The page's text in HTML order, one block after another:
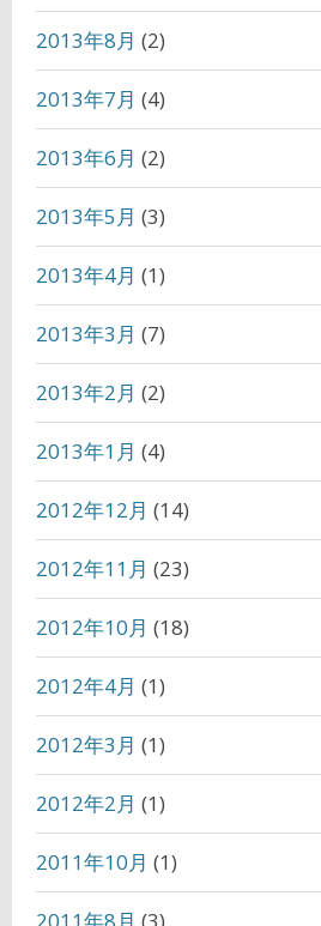
2013年8月 (2)
2013年7月 (4)
2013年6月 (2)
2013年5月 (3)
2013年4月 (1)
2013年3月 (7)
2013年2月 (2)
2013年1月 (4)
2012年12月 (14)
2012年11月 (23)
2012年10月 (18)
2012年4月 (1)
2012年3月 (1)
2012年2月 (1)
2011年10月 (1)